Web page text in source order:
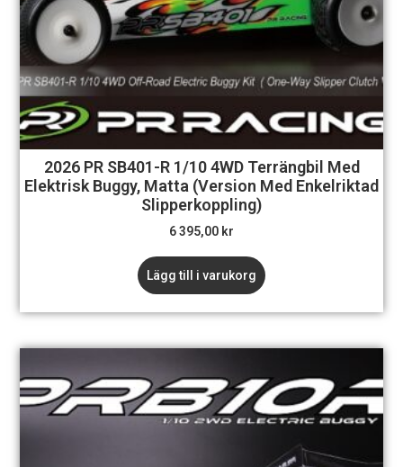
2026 PR SB401-R 1/10 4WD Terrängbil Med
Elektrisk Buggy, Matta (version Med Enkelriktad
Slipperkoppling)
6 395,00 kr
Lägg till i varukorg